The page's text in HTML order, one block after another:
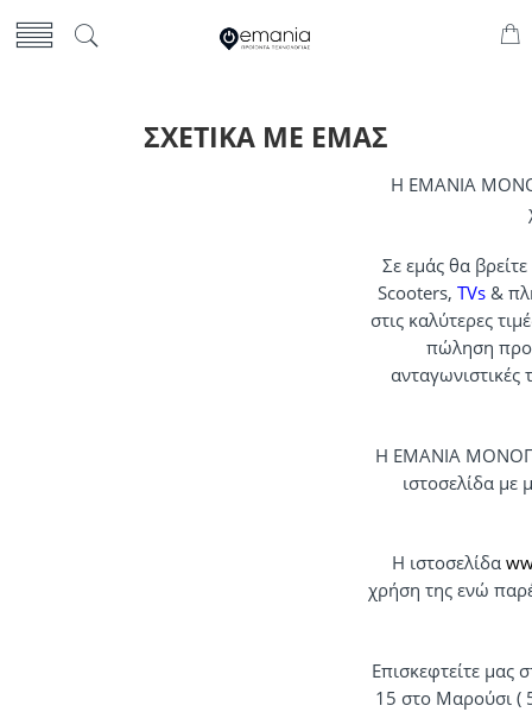
ΣΧΕΤΙΚΆ ΜΕ ΕΜΆΣ
Η EMANIA
Σε εμάς θα
Scooters, TVs &
στις καλύτερες
πώληση
ανταγωνιστικές
H EMANIA
ιστοσελίδα
Η ιστοσελίδα
χρήση της ενώ
Επισκεφτείτε
15 στο Μαρούσι (